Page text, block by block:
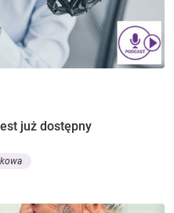
już dostępny